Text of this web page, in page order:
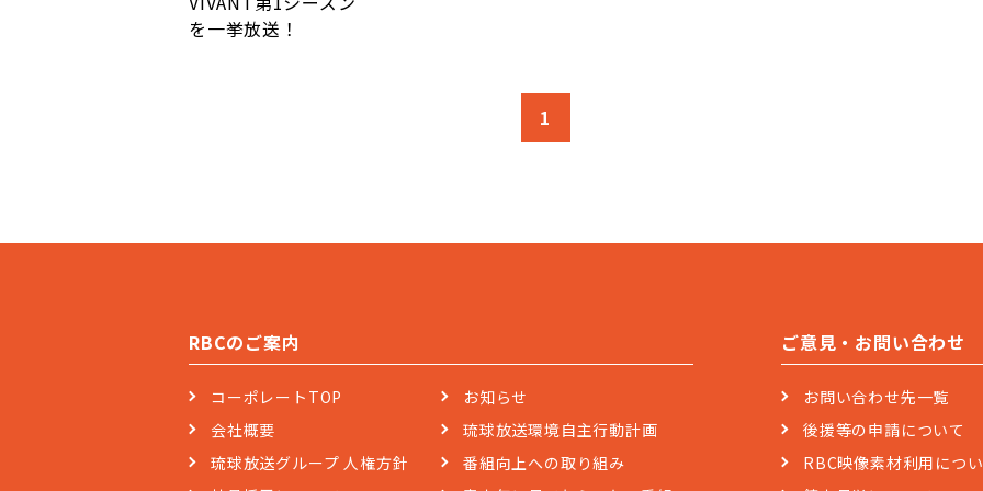
を一挙放送！
1
RBCのご案内
コーポレートTOP
会社概要
琉球放送グループ 人権方針
お知らせ
琉球放送環境自主行動計画
番組向上への取り組み
ご意見・お問い合わせ
お問い合わせ先一覧
後援等の申請について
RBC映像素材利用につ